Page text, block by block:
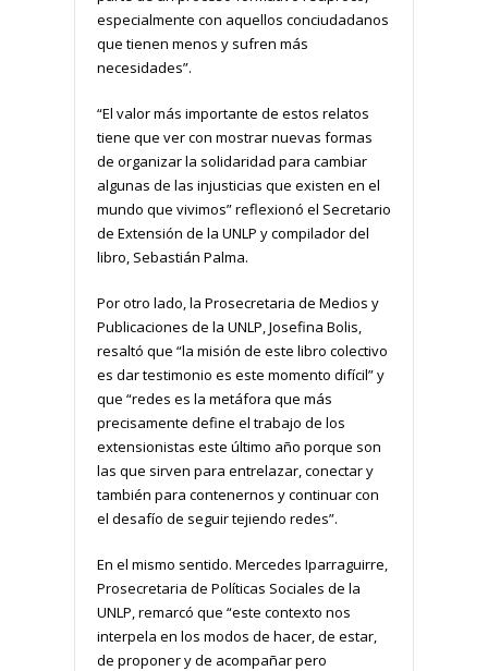
especialmente con aquellos conciudadanos
que tienen menos y sufren más
necesidades”.
“El valor más importante de estos relatos
tiene que ver con mostrar nuevas formas
de organizar la solidaridad para cambiar
algunas de las injusticias que existen en el
mundo que vivimos” reflexionó el Secretario
de Extensión de la UNLP y compilador del
libro, Sebastián Palma.
Por otro lado, la Prosecretaria de Medios y
Publicaciones de la UNLP, Josefina Bolis,
resaltó que “la misión de este libro colectivo
es dar testimonio es este momento difícil” y
que “redes es la metáfora que más
precisamente define el trabajo de los
extensionistas este último año porque son
las que sirven para entrelazar, conectar y
también para contenernos y continuar con
el desafío de seguir tejiendo redes”.
En el mismo sentido. Mercedes Iparraguirre,
Prosecretaria de Políticas Sociales de la
UNLP, remarcó que “este contexto nos
interpela en los modos de hacer, de estar,
de proponer y de acompañar pero